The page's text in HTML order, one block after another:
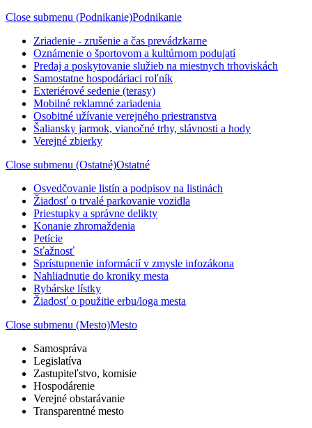
Close submenu (Podnikanie)Podnikanie
Zriadenie - zrušenie a čas prevádzkarne
Oznámenie o športovom a kultúrnom podujatí
Predaj a poskytovanie služieb na miestnych trhoviskách
Samostatne hospodáriaci roľník
Exteriérové sedenie (terasy)
Mobilné reklamné zariadenia
Osobitné užívanie verejného priestranstva
Šaliansky jarmok, vianočné trhy, slávnosti a hody
Verejné zbierky
Close submenu (Ostatné)Ostatné
Osvedčovanie listín a podpisov na listinách
Žiadosť o trvalé parkovanie vozidla
Priestupky a správne delikty
Konanie zhromaždenia
Petície
Sťažnosť
Sprístupnenie informácií v zmysle infozákona
Nahliadnutie do kroniky mesta
Rybárske lístky
Žiadosť o použitie erbu/loga mesta
Close submenu (Mesto)Mesto
Samospráva
Legislatíva
Zastupiteľstvo, komisie
Hospodárenie
Verejné obstarávanie
Transparentné mesto